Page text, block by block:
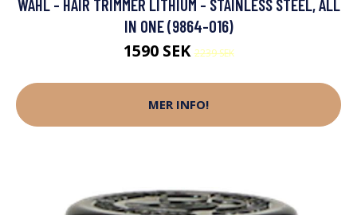
WAHL - HAIR TRIMMER LITHIUM - STAINLESS STEEL, ALL
IN ONE (9864-016)
1590 SEK2239 SEK
MER INFO!